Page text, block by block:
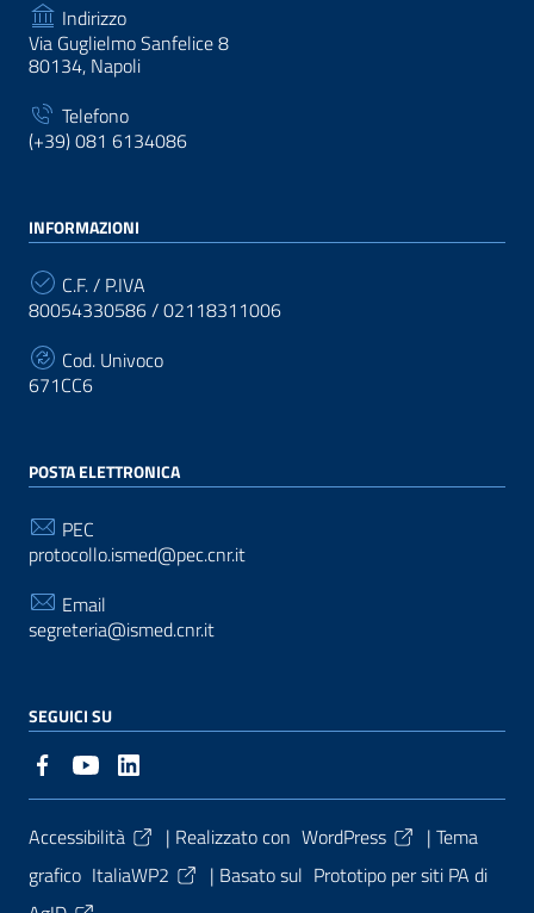
Indirizzo
Via Guglielmo Sanfelice 8
80134, Napoli
Telefono
(+39) 081 6134086
INFORMAZIONI
C.F. / P.IVA
80054330586 / 02118311006
Cod. Univoco
671CC6
POSTA ELETTRONICA
PEC
protocollo.ismed@pec.cnr.it
Email
segreteria@ismed.cnr.it
SEGUICI SU
Sezione Link Utili
Accessibilità | Realizzato con WordPress | Tema
grafico ItaliaWP2 | Basato sul Prototipo per siti PA di